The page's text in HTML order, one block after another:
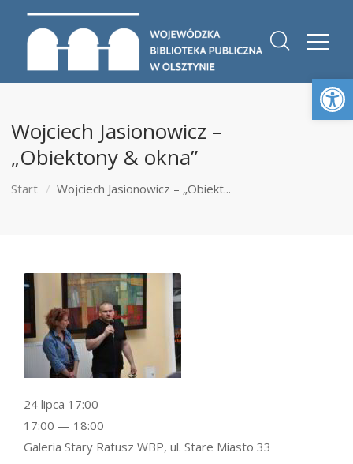
Wojciech Jasionowicz –
„Obiektony & okna”
Start Wojciech Jasionowicz – „Obiekt...
24 lipca 17:00
17:00 — 18:00
Galeria Stary Ratusz WBP, ul. Stare Miasto 33